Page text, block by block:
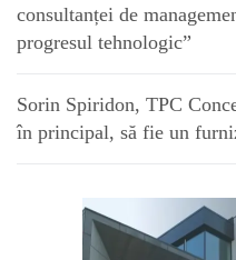
consultanței de
progresul tehnologic”
Sorin Spiridon, TPC
în principal, să fie un